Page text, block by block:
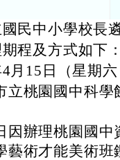
民中小學校長
程及方式如下
月15日（星期
立桃園國中科
因辦理桃園國
藝術才能美術